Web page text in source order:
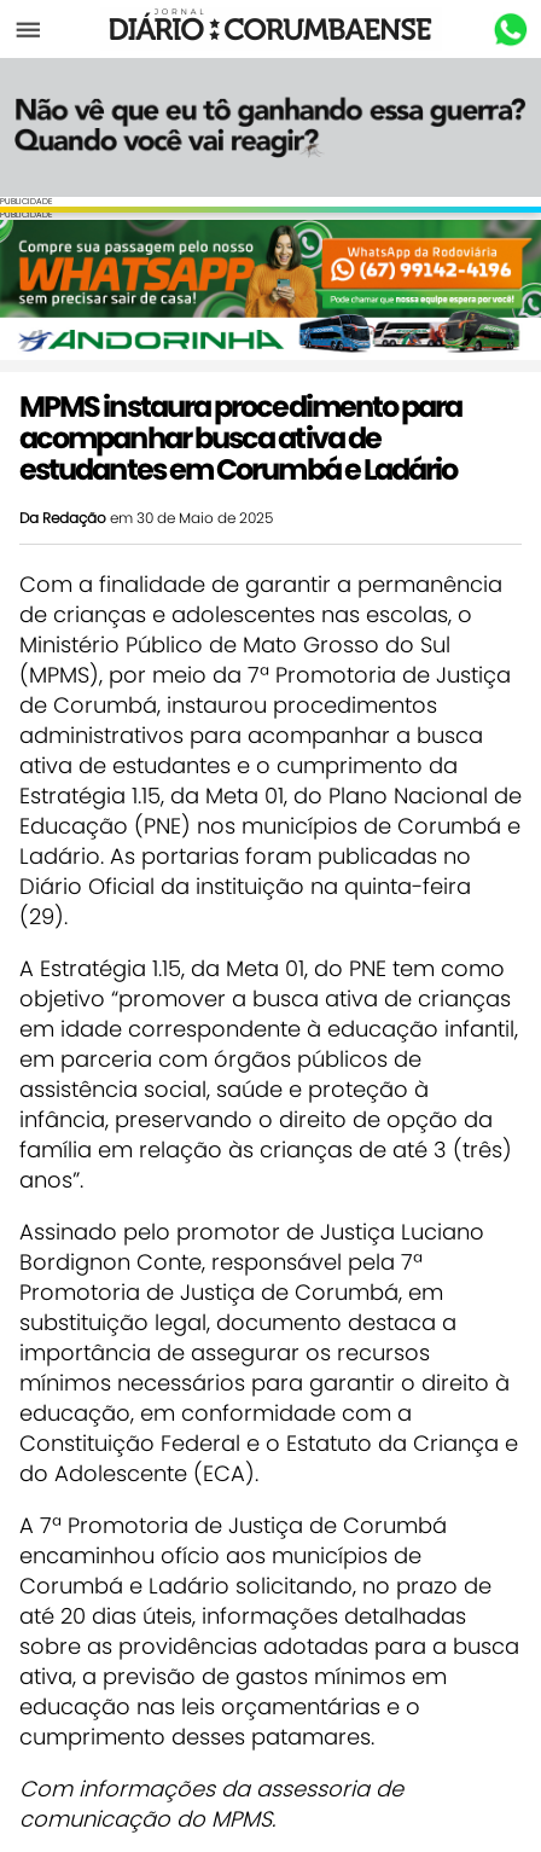
Menu
PUBLICIDADE
PUBLICIDADE
MPMS instaura procedimento para
acompanhar busca ativa de
estudantes em Corumbá e Ladário
Da Redaçãoem 30 de Maio de 2025
Com a finalidade de garantir a permanência
de crianças e adolescentes nas escolas, o
Ministério Público de Mato Grosso do Sul
(MPMS), por meio da 7ª Promotoria de Justiça
de Corumbá, instaurou procedimentos
administrativos para acompanhar a busca
ativa de estudantes e o cumprimento da
Estratégia 1.15, da Meta 01, do Plano Nacional de
Educação (PNE) nos municípios de Corumbá e
Ladário. As portarias foram publicadas no
Diário Oficial da instituição na quinta-feira
(29).
A Estratégia 1.15, da Meta 01, do PNE tem como
objetivo “promover a busca ativa de crianças
em idade correspondente à educação infantil,
em parceria com órgãos públicos de
assistência social, saúde e proteção à
infância, preservando o direito de opção da
família em relação às crianças de até 3 (três)
anos”.
Assinado pelo promotor de Justiça Luciano
Bordignon Conte, responsável pela 7ª
Promotoria de Justiça de Corumbá, em
substituição legal, documento destaca a
importância de assegurar os recursos
mínimos necessários para garantir o direito à
educação, em conformidade com a
Constituição Federal e o Estatuto da Criança e
do Adolescente (ECA).
A 7ª Promotoria de Justiça de Corumbá
encaminhou ofício aos municípios de
Corumbá e Ladário solicitando, no prazo de
até 20 dias úteis, informações detalhadas
sobre as providências adotadas para a busca
ativa, a previsão de gastos mínimos em
educação nas leis orçamentárias e o
cumprimento desses patamares.
Com informações da assessoria de
comunicação do MPMS.